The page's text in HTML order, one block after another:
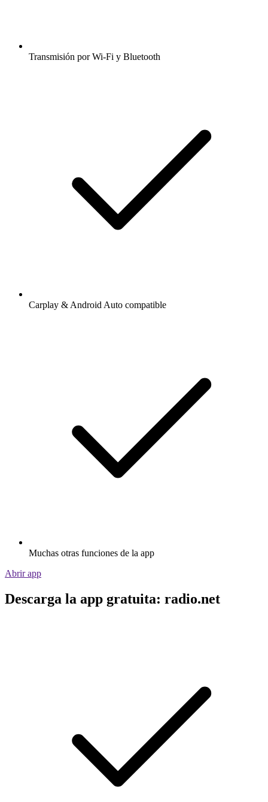
Transmisión por Wi-Fi y Bluetooth
Carplay & Android Auto compatible
Muchas otras funciones de la app
Abrir app
Descarga la app gratuita: radio.net